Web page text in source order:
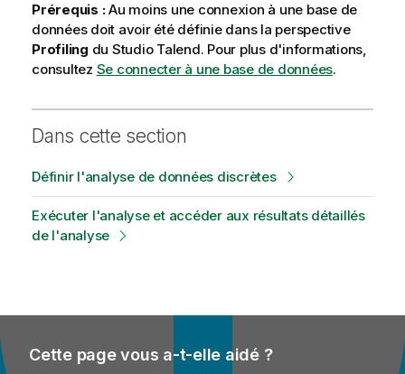
Prérequis :Au moins une connexion à une base de
données doit avoir été définie dans la perspective
Profiling du Studio Talend. Pour plus d'informations,
consultez Se connecter à une base de données.
Dans cette section
Définir l'analyse de données discrètes
Exécuter l'analyse et accéder aux résultats détaillés
de l'analyse
Cette page vous a-t-elle aidé ?